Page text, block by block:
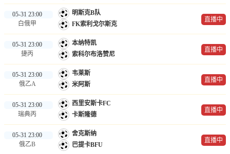
05-31 23:00
白俄甲
明斯克B队
FK索利戈尔斯克
直播中
05-31 23:00
捷丙
本纳特凯
索科尔布洛赞尼
直播中
05-31 23:00
俄乙A
韦莱斯
米阿斯
直播中
05-31 23:00
瑞典丙
西里安斯卡FC
卡斯隆德
直播中
05-31 23:00
俄乙B
舍克斯纳
巴提卡BFU
直播中